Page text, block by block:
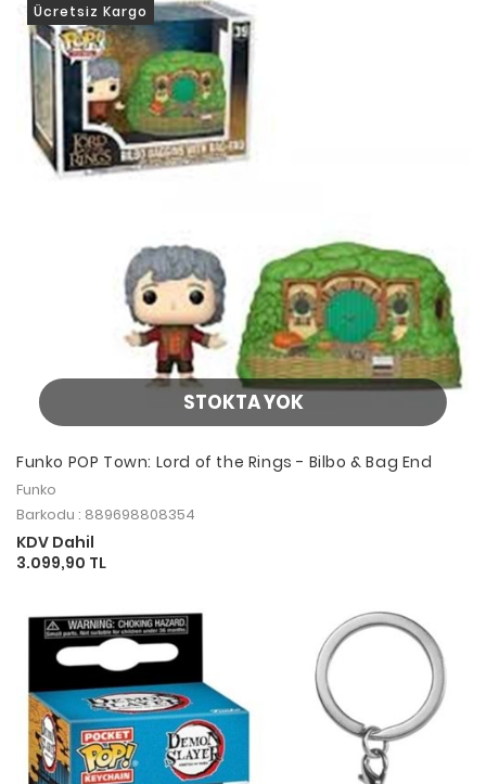
STOKTA YOK
Ücretsiz Kargo
Funko POP Town: Lord of the Rings - Bilbo & Bag End
Funko
Barkodu : 889698808354
KDV Dahil
3.099,90 TL